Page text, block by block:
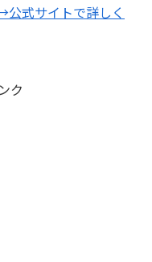
式サイトで詳しく
ク